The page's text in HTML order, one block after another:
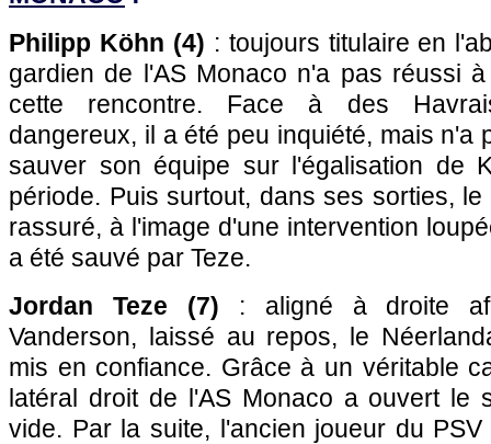
Philipp Köhn (4) : toujours titulaire en
gardien de l'AS Monaco n'a pas réussi
cette rencontre. Face à des
dangereux, il a été peu inquiété, mais n'a
sauver son équipe sur l'égalisation de
période. Puis surtout, dans ses sorties,
rassuré, à l'image d'une intervention
a été sauvé par Teze.
Jordan Teze (7) : aligné à droite
Vanderson, laissé au repos, le
mis en confiance. Grâce à un véritable
latéral droit de l'AS Monaco a ouvert le
vide. Par la suite, l'ancien joueur du